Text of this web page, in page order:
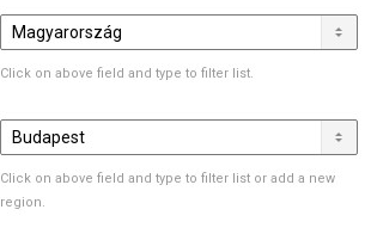
Click on above field and type to filter list.
Click on above field and type to filter list or add a new
region.